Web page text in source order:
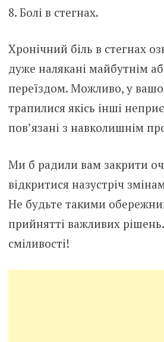
8. Болі в стегнах.
Хронічний біль в стегнах
дуже налякані майбутнім
переїздом. Можливо, у
трапилися якісь інші
пов’язані з навколишнім
Ми б радили вам закрити
відкритися назустріч
Не будьте такими
прийнятті важливих
сміливості!